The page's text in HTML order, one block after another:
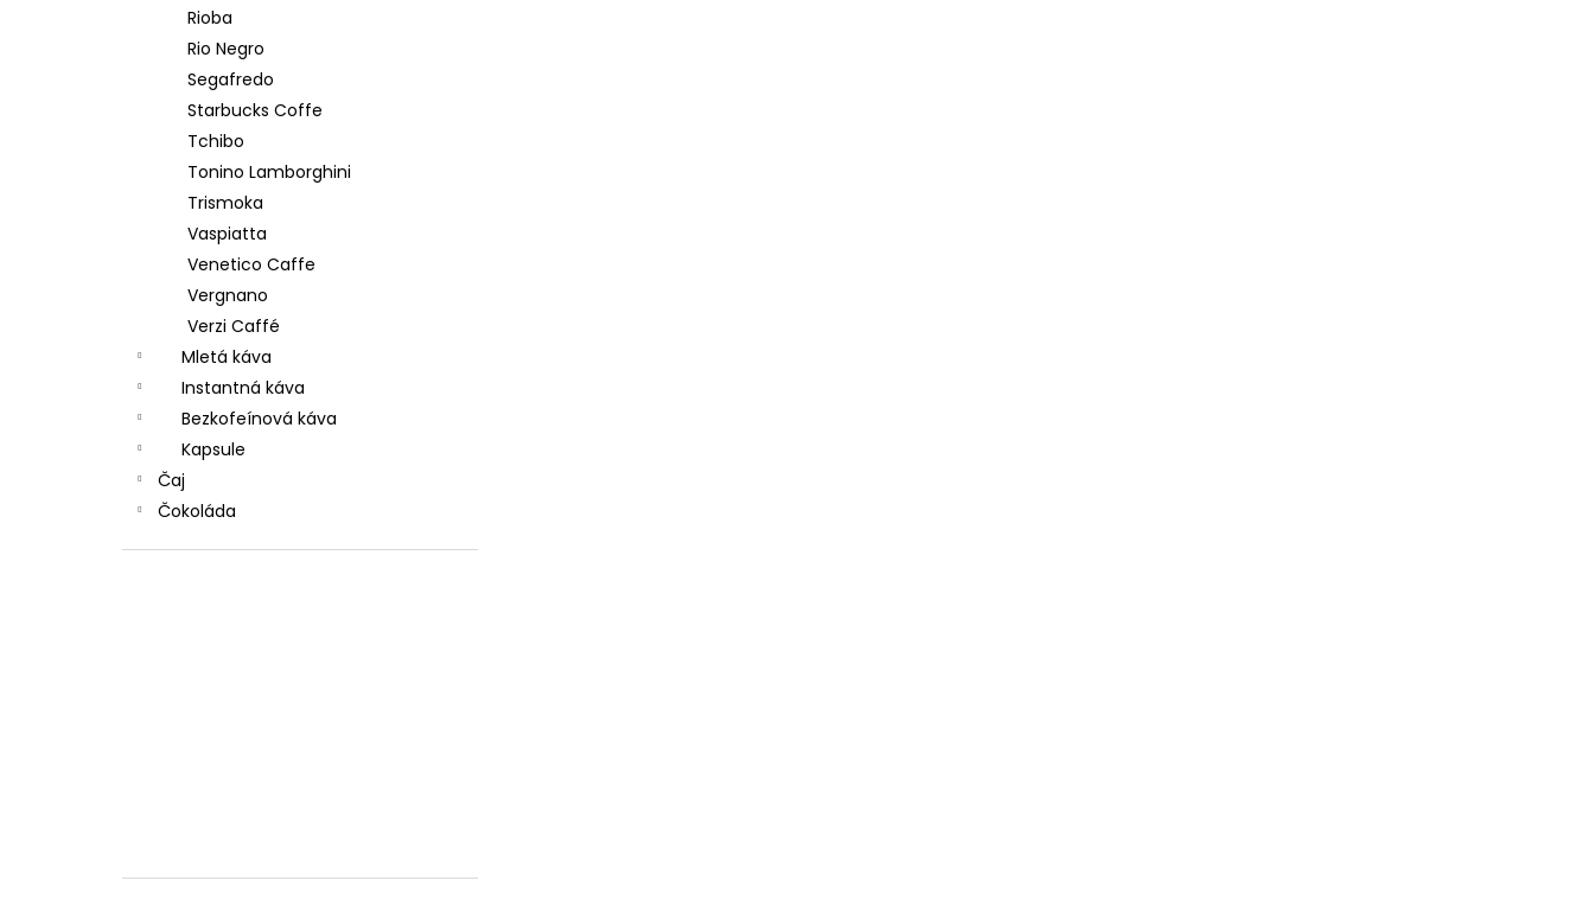
Rioba
Rio Negro
Segafredo
Starbucks Coffe
Tchibo
Tonino Lamborghini
Trismoka
Vaspiatta
Venetico Caffe
Vergnano
Verzi Caffé
Mletá káva
Instantná káva
Bezkofeínová káva
Kapsule
Čaj
Čokoláda